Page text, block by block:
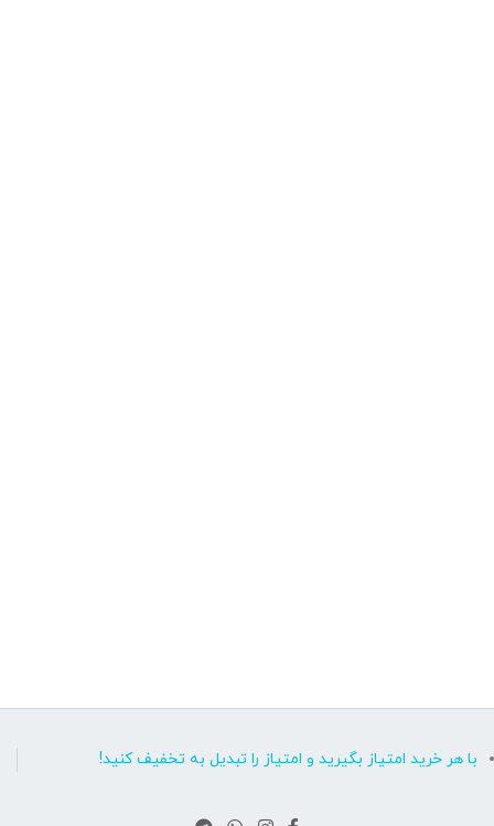
با هر خرید امتیاز بگیرید و امتیاز را تبدیل به تخفیف کنید!